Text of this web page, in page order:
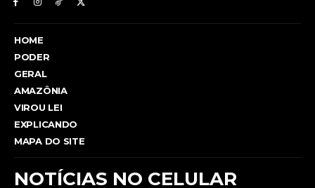
HOME
PODER
GERAL
AMAZÔNIA
VIROU LEI
EXPLICANDO
MAPA DO SITE
NOTÍCIAS NO CELULAR